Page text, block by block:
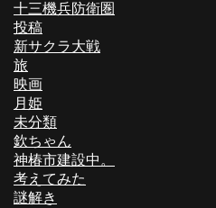
十三機兵防衛圏
投稿
新サクラ大戦
旅
映画
月姫
未分類
欽ちゃん
神椿市建設中。
考えてみた
謎解き